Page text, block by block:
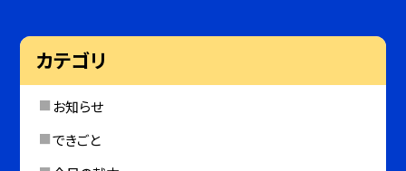
カテゴリ
お知らせ
できごと